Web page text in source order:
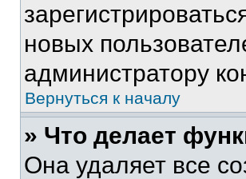
новых
администратору
Вернуться к началу
» Что делает
Она удаляет все